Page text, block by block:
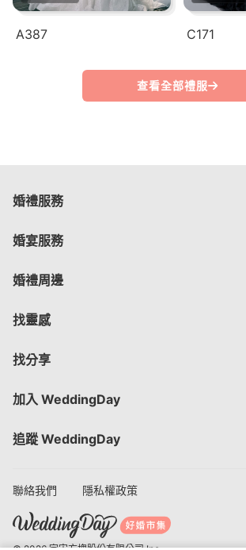
A387 C171
查看全部禮服
婚禮服務
婚宴服務
婚禮周邊
找靈感
找分享
加入 WeddingDay
追蹤 WeddingDay
聯絡我們 隱私權政策